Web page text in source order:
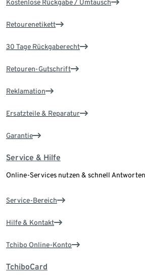
Kostenlose Rückgabe / Umtausch
Retourenetikett
30 Tage Rückgaberecht
Retouren-Gutschrift
Reklamation
Ersatzteile & Reparatur
Garantie
Service & Hilfe
Online-Services nutzen & schnell
Service-Bereich
Hilfe & Kontakt
Tchibo Online-Konto
TchiboCard